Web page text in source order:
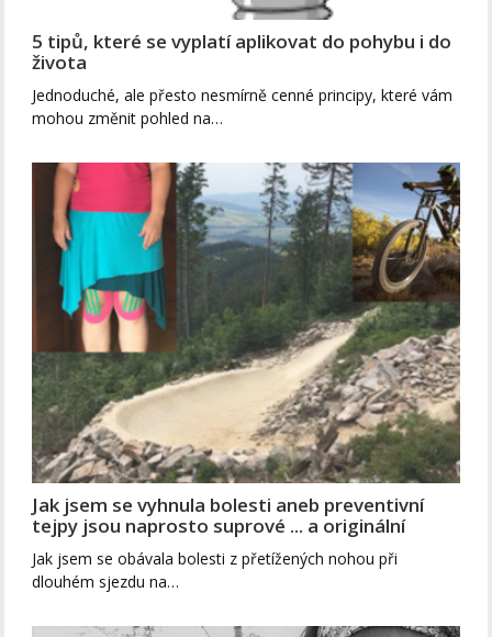
5 tipů, které se vyplatí aplikovat do pohybu i do
života
Jednoduché, ale přesto nesmírně cenné principy, které vám
mohou změnit pohled na…
Jak jsem se vyhnula bolesti aneb preventivní
tejpy jsou naprosto suprové ... a originální
Jak jsem se obávala bolesti z přetížených nohou při
dlouhém sjezdu na…